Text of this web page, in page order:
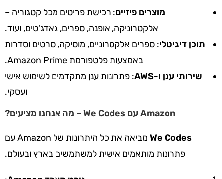
מוצרים פיזיים: רכישת פריטים מכל קטגוריה –
אלקטרוניקה, אופנה, ספרים, גאדג'טים, ועוד.
תוכן דיגיטלי: ספרים אלקטרוניים, מוסיקה, סרטים וסדרות
באמצעות פלטפורמת Amazon Prime.
שירותי ענן ו-AWS
: פתרונות ענן מתקדמים לשימוש אישי
ועסקי.
Amazon עם We Codes – מה אנחנו מציעים?
We Codes
מביאה את כל היתרונות של Amazon עם
פתרונות מותאמים אישית למשתמשים בארץ ובעולם.